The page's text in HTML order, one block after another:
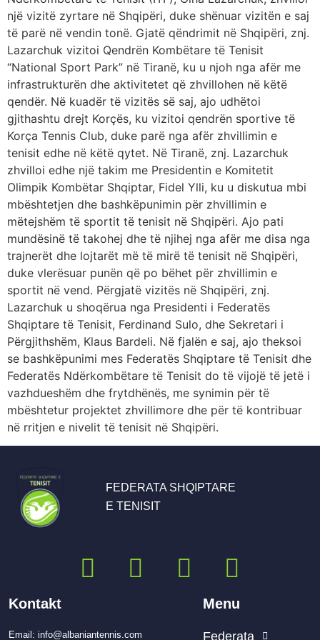
një vizitë zyrtare në Shqipëri, duke shënuar vizitën e saj
të parë në vendin tonë. Gjatë qëndrimit në Shqipëri, znj.
Lazarchuk vizitoi Qendrën Kombëtare të Tenisit
“National Sport Park” në Tiranë, ku u njoh nga afër me
infrastrukturën dhe aktivitetet që zhvillohen në këtë
qendër. Në kuadër të vizitës së saj, ajo udhëtoi
gjithashtu drejt Korçës, ku vizitoi qendrën sportive të
Korça Tennis Club, duke parë nga afër zhvillimin e
tenisit edhe në këtë qytet. Në Tiranë, znj. Lazarchuk
zhvilloi edhe një takim me Presidentin e Komitetit
Olimpik Kombëtar Shqiptar, Fidel Ylli, ku u diskutua mbi
mbështetjen dhe bashkëpunimin për zhvillimin e
mëtejshëm të sportit të tenisit në Shqipëri. Ajo pati
mundësinë të takohej dhe të njihej nga afër me disa nga
trajnerët dhe lojtarët më të mirë të tenisit në Shqipëri,
duke vlerësuar punën që po bëhet për zhvillimin e
sportit në vend. Përgjatë vizitës në Shqipëri, znj.
Lazarchuk u shoqërua nga Presidenti i Federatës
Shqiptare të Tenisit, Ferdinand Sulo, dhe Sekretari i
Përgjithshëm, Klaus Bardeli. Në fjalën e saj, ajo theksoi
se bashkëpunimi mes Federatës Shqiptare të Tenisit dhe
Federatës Ndërkombëtare të Tenisit do të vijojë të jetë i
vazhdueshëm dhe frytdhënës, me synimin për të
mbështetur projektet zhvillimore dhe për të kontribuar
në rritjen e nivelit të tenisit në Shqipëri.
FEDERATA SHQIPTARE
E TENISIT
Kontakt
Email: info@albaniantennis.com
Menu
Federata